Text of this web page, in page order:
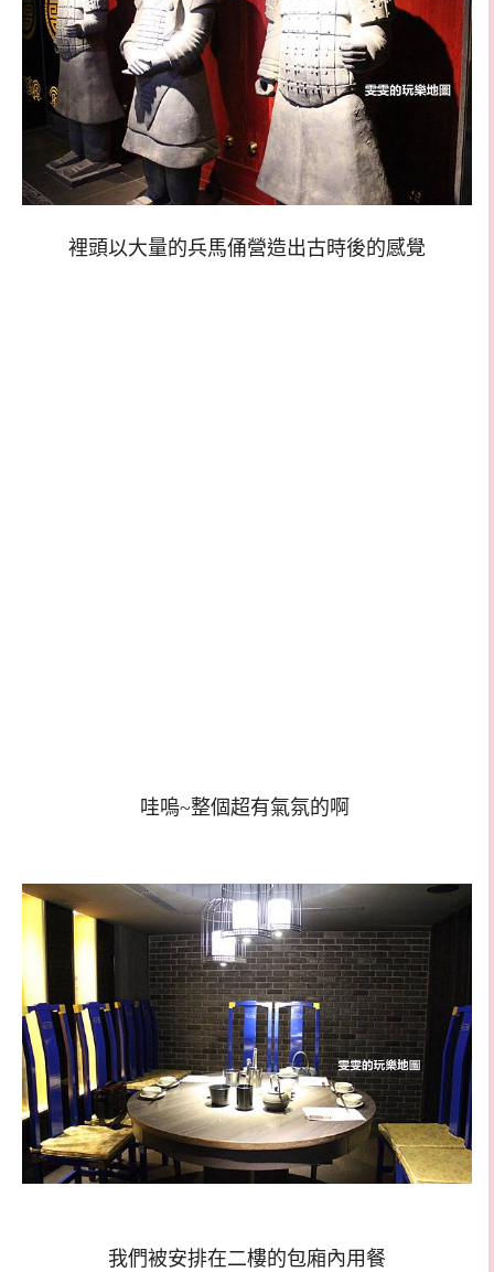
裡頭以大量的兵馬俑營造出古時後的感覺
哇嗚~整個超有氣氛的啊
我們被安排在二樓的包廂內用餐